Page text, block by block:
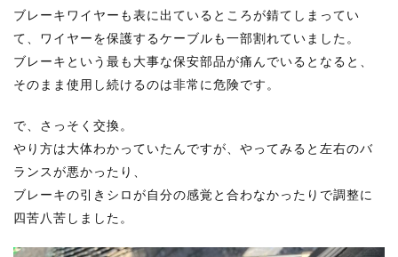
ブレーキワイヤーも表に出ているところが錆てしまってい
て、ワイヤーを保護するケーブルも一部割れていました。
ブレーキという最も大事な保安部品が痛んでいるとなると、
そのまま使用し続けるのは非常に危険です。
で、さっそく交換。
やり方は大体わかっていたんですが、やってみると左右のバ
ランスが悪かったり、
ブレーキの引きシロが自分の感覚と合わなかったりで調整に
四苦八苦しました。